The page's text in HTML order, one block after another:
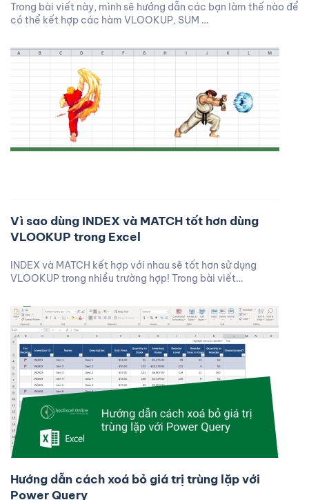
Trong bài viết này, mình sẽ hướng dẫn các bạn làm thế nào để
có thể kết hợp các hàm VLOOKUP, SUM …
Vì sao dùng INDEX và MATCH tốt hơn dùng
VLOOKUP trong Excel
INDEX và MATCH kết hợp với nhau sẽ tốt hơn sử dụng
VLOOKUP trong nhiều trường hợp! Trong bài viết…
Hướng dẫn cách xoá bỏ giá trị trùng lặp với
Power Query